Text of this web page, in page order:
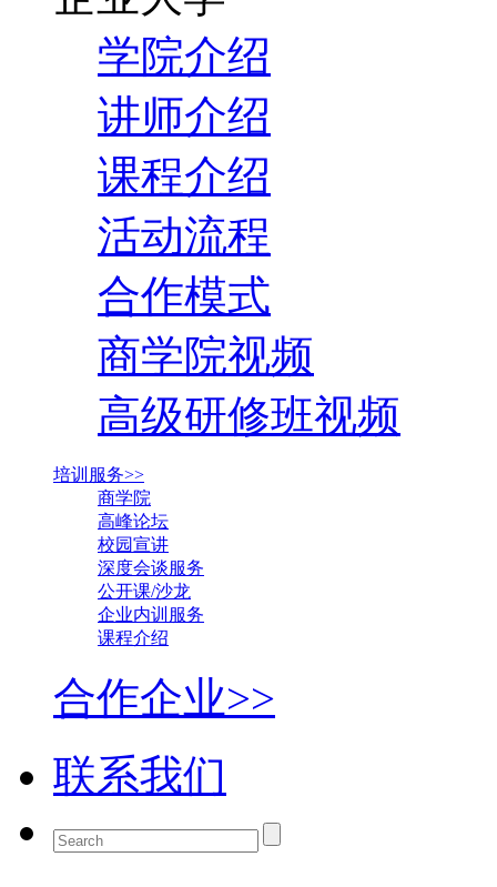
学院介绍
讲师介绍
课程介绍
活动流程
合作模式
商学院视频
高级研修班视频
培训服务>>
商学院
高峰论坛
校园宣讲
深度会谈服务
公开课/沙龙
企业内训服务
课程介绍
合作企业>>
联系我们